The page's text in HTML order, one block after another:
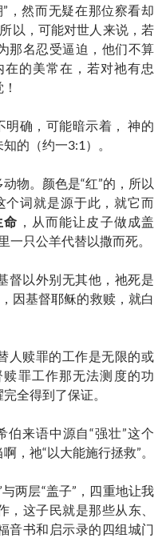
，然而无疑在那位察看却
以，可能对世人来说，若
那名忍受逼迫，他们不算
的美常在，若对祂有忠
明确，可能暗示着， 神的
的（约一3:1）。
物。颜色是“红”的，所以
个词就是源于此，就它而
命 ，从而能让皮子做成盖
一只公羊代替以撒而死。
督以外别无其他，祂死是
因基督耶稣的救赎，就白
人赎罪的工作是无限的或
罪工作那无法测度的功
全得到了保证。
伯来语中源自“强壮”这个
，祂“以大能施行拯救”。
两层“盖子”，四重地让我
这子民就是那些从东、
音书和启示录的四组城门